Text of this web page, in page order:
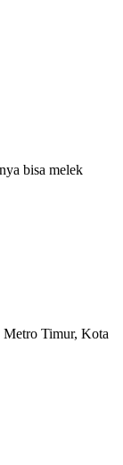
bisa melek
Timur, Kota